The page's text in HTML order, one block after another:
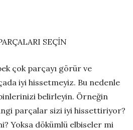
SEÇİN
çok parçayı görür ve
iyi hissetmeyiz. Bu nedenle
belirleyin. Örneğin
parçalar sizi iyi hissettiriyor?
Yoksa dökümlü elbiseler mi